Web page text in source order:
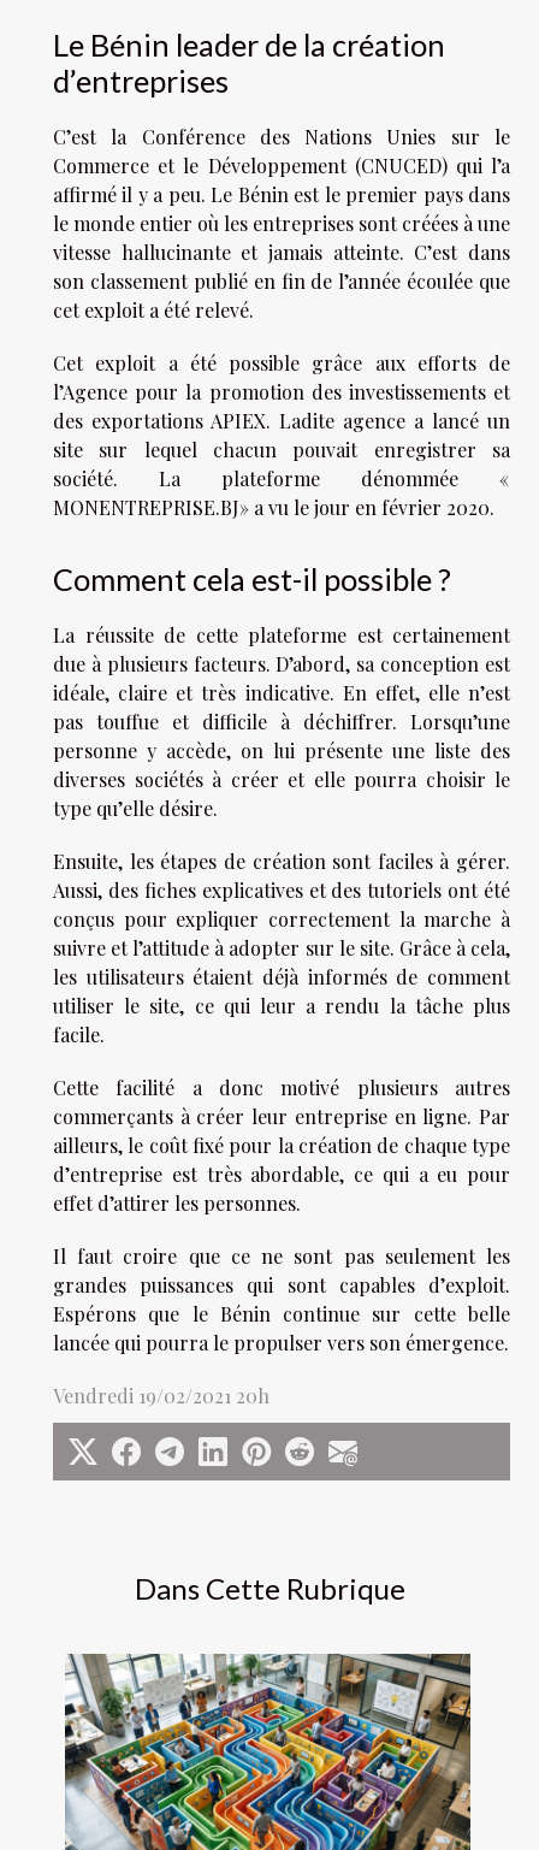
Dans Cette Rubrique
Le Bénin leader de la création
d’entreprises
C’est la Conférence des Nations Unies sur le
Commerce et le Développement (CNUCED) qui l’a
affirmé il y a peu. Le Bénin est le premier pays dans
le monde entier où les entreprises sont créées à une
vitesse hallucinante et jamais atteinte. C’est dans
son classement publié en fin de l’année écoulée que
cet exploit a été relevé.
Cet exploit a été possible grâce aux efforts de
l’Agence pour la promotion des investissements et
des exportations APIEX. Ladite agence a lancé un
site sur lequel chacun pouvait enregistrer sa
société. La plateforme dénommée «
MONENTREPRISE.BJ » a vu le jour en février 2020.
Comment cela est-il possible ?
La réussite de cette plateforme est certainement
due à plusieurs facteurs. D’abord, sa conception est
idéale, claire et très indicative. En effet, elle n’est
pas touffue et difficile à déchiffrer. Lorsqu’une
personne y accède, on lui présente une liste des
diverses sociétés à créer et elle pourra choisir le
type qu’elle désire.
Ensuite, les étapes de création sont faciles à gérer.
Aussi, des fiches explicatives et des tutoriels ont été
conçus pour expliquer correctement la marche à
suivre et l’attitude à adopter sur le site. Grâce à cela,
les utilisateurs étaient déjà informés de comment
utiliser le site, ce qui leur a rendu la tâche plus
facile.
Cette facilité a donc motivé plusieurs autres
commerçants à créer leur entreprise en ligne. Par
ailleurs, le coût fixé pour la création de chaque type
d’entreprise est très abordable, ce qui a eu pour
effet d’attirer les personnes.
Il faut croire que ce ne sont pas seulement les
grandes puissances qui sont capables d’exploit.
Espérons que le Bénin continue sur cette belle
lancée qui pourra le propulser vers son émergence.
Vendredi 19/02/2021 20h